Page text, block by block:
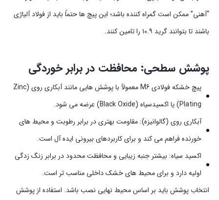
“آهنی” ممکن است گمراه کننده باشد؛ این پیچ ها حتماً باید از فولاد آلیاژی
باشند تا بتوانند گرید ۱۰.۹ را تامین کنند.
پوشش سطحی: محافظت در برابر خوردگی
پیچ خشکه فولادی M6 معمولاً با پوشش هایی مانند آبکاری روی (Zinc
Plating) یا اکسیدسیاه (Black Oxide) عرضه می شود.
آبکاری روی (گالوانیزه): مقاومت بهتری در برابر رطوبت و محیط های
خورنده فراهم می کند و برای کاربردهای بیرونی ایده آل است.
اکسید سیاه: بیشتر جنبه زیبایی و محافظت محدود در برابر زنگ زدگی
اولیه دارد و برای محیط های خشک داخلی مناسب تر است.
انتخاب پوشش باید بر اساس محیط نهایی نصب باشد. استفاده از پوشش